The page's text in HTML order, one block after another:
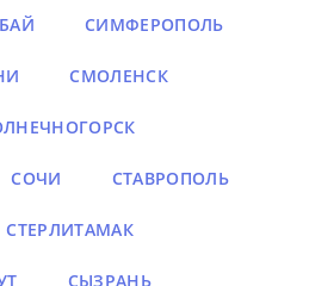
СИМФЕРОПОЛЬ
СМОЛЕНСК
СОЧИ СТАВРОПОЛЬ
СТЕРЛИТАМАК
СЫЗРАНЬ